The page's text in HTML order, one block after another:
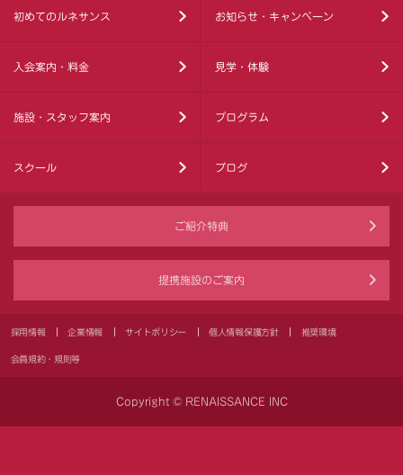
初めてのルネサンス お知らせ・キャンペーン
入会案内・料金 見学・体験
施設・スタッフ案内 プログラム
スクール ブログ
ご紹介特典
提携施設のご案内
採用情報 企業情報 サイトポリシー 個人情報保護方針 推奨環境
会員規約・規則等
Copyright © RENAISSANCE INC